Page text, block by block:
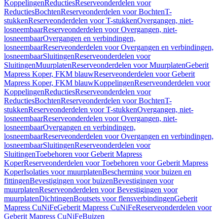
KoppelingenReductiesReserveonderdelen voor
ReductiesBochtenReserveonderdelen voor BochtenT-
stukkenReserveonderdelen voor T-stukkenOvergangen, niet-
losneembaarReserveonderdelen voor Overgangen, niet-
losneembaarOvergangen en verbindingen,
losneembaarReserveonderdelen voor Overgangen en verbindingen,
losneembaarSluitingenReserveonderdelen voor
SluitingenMuurplatenReserveonderdelen voor MuurplatenGeberit
Mapress Koper, FKM blauwReserveonderdelen voor Geberit
Mapress Koper, FKM blauwKoppelingenReserveonderdelen voor
KoppelingenReductiesReserveonderdelen voor
ReductiesBochtenReserveonderdelen voor BochtenT-
stukkenReserveonderdelen voor T-stukkenOvergangen, niet-
losneembaarReserveonderdelen voor Overgangen, niet-
losneembaarOvergangen en verbindingen,
losneembaarReserveonderdelen voor Overgangen en verbindingen,
losneembaarSluitingenReserveonderdelen voor
SluitingenToebehoren voor Geberit Mapress
KoperReserveonderdelen voor Toebehoren voor Geberit Mapress
KoperIsolaties voor muurplatenBescherming voor buizen en
fittingenBevestigingen voor buizenBevestigingen voor
muurplatenReserveonderdelen voor Bevestigingen voor
muurplatenDichtingenBoutsets voor flensverbindingenGeberit
Mapress CuNiFeGeberit Mapress CuNiFeReserveonderdelen voor
Geberit Mapress CuNiFeBuizen